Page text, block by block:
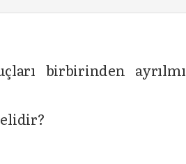
birbirinden